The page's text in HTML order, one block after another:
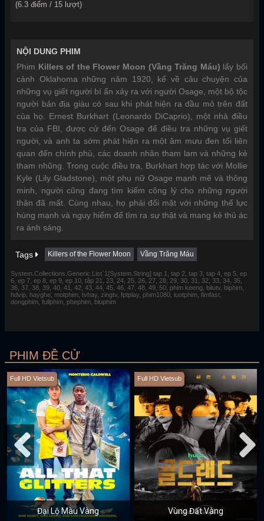
(6.3 điểm / 15 lượt)
NỘI DUNG PHIM
Phim Killers of the Flower Moon (Vầng Trăng Máu) lấy bối
cảnh Oklahoma những năm 1920, kể về câu chuyện của
những vụ giết người bí ẩn xảy ra với người Osage, một bộ tộc
người bản địa giàu có sau khi phát hiện ra dầu mỏ trên đất
của họ. Ernest Burkhart (Leonardo DiCaprio), một nhà điều
tra của FBI, được cử đến Osage để điều tra những vụ giết
người, và anh ta sớm phát hiện ra một âm mưu đen tối liên
quan đến chính phủ, các doanh nhân tham lam và những kẻ
tham nhũng. Trong cuộc điều tra, Burkhart hợp tác với Mollie
Kyle (Lily Gladstone), một phụ nữ Osage mạnh mẽ và thông
minh, người cũng đang tìm kiếm công lý cho những người
thân đã mất. Cùng nhau, họ phải đối mặt với những thế lực
hùng mạnh và nguy hiểm để tìm ra sự thật và mang kẻ thủ ác
ra ánh sáng.
Tags Killers of the Flower Moon Vầng Trăng Máu
System.Collections.Generic.List`1[System.String] tap 1, tap 2, tap 3, tap 4, ep 5, ep
6, ep 7, ep 8, ep 9, ep 10, tập 21, 23, 24, 25, 26, 27, 28, 29, 30, 31, 32, 33, 34, 35,
36, 37, 38, 39, 40, 41, 42, 43, 44, 45, 46, 47, 48, 49, 50, phim keeng, bilutv, biphim,
hdvip, hayghe, motphim, tvhay, zingtv, fptplay, phim1080, luotphim, fimfast,
dongphim, fullphim, phephim, bluphim
PHIM ĐỀ CỬ
Full HD Vietsub
Đại Lộ Màu Vàng
Full HD Vietsub
Vùng Đất Vàng